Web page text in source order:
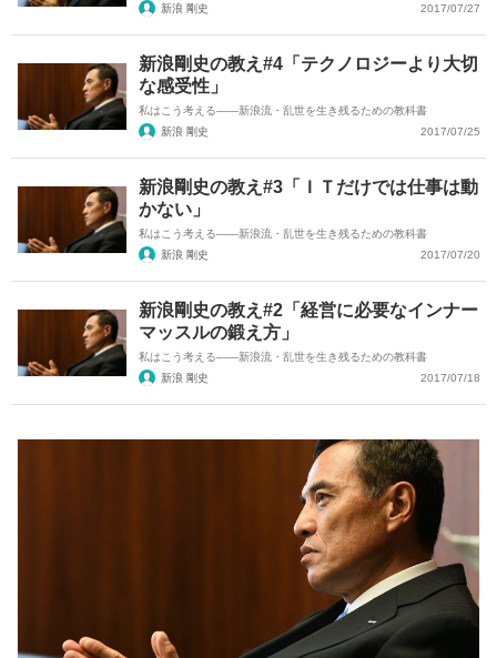
新浪 剛史
2017/07/27
新浪剛史の教え#4「テクノロジーより大切
な感受性」
私はこう考える――新浪流・乱世を生き残るための教科書
新浪 剛史
2017/07/25
新浪剛史の教え#3「ＩＴだけでは仕事は動
かない」
私はこう考える――新浪流・乱世を生き残るための教科書
新浪 剛史
2017/07/20
新浪剛史の教え#2「経営に必要なインナー
マッスルの鍛え方」
私はこう考える――新浪流・乱世を生き残るための教科書
新浪 剛史
2017/07/18